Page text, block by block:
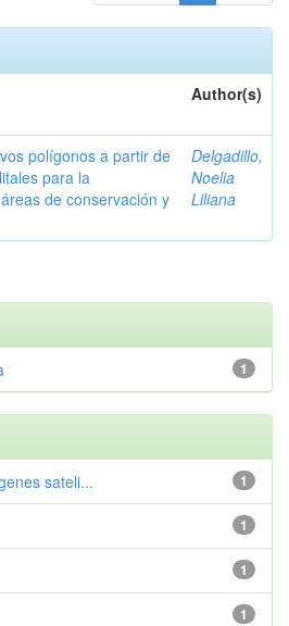
Author(s)
polígonos a partir de
para la
de conservación y
Delgadillo,
Noelia
Liliana
1
1
sateli...
1
1
1